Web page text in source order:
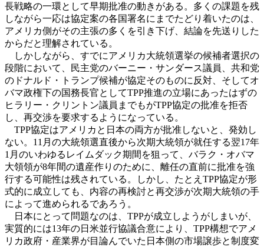
長戦略の一環として早期批准の動きがある。多くの課題を残
しながら一応は協定案の各国署名にまでたどり着いたのは、
アメリカ側がその主張の多くを引き下げ、結論を先送りした
からだと理解されている。
しかしながら、すでにアメリカ大統領選挙の候補者選択の
段階において、民主党のバーニー・サンダース議員、共和党
のドナルド・トランプ候補が協定そのものに反対、そしてオ
バマ政権下の国務長官としてTPP推進の立場にあったはずの
ヒラリー・クリントン議員までもがTPP協定の批准を拒否
し、再交渉を要求するようになっている。
TPP協定はアメリカと日本の両方が批准しないと、発効し
ない。11月の大統領選直後から次期大統領が就任する翌17年
1月のいわゆるレイムダック期間を狙って、バラク・オバマ
大領領が8年間の遺産作りのために、離任の直前に批准を強
行する可能性は残されている。しかし、たとえTPP協定が形
式的に成立しても、内容の再検討と再交渉が次期大統領の手
によって進められるであろう。
日本にとって問題なのは、TPPが成立しようがしまいが、
実質的には13年の日米並行協議合意により、TPP構想でアメ
リカ政府・産業界が目論んでいた日本側の市場譲歩と制度変